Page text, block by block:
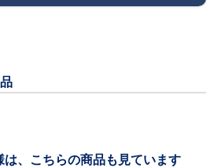
は、こちらの商品も見ています